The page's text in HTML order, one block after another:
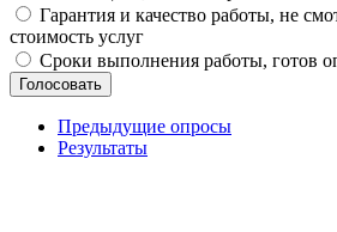
Гарантия и качество работы, не
стоимость услуг
Сроки выполнения работы, готов
Предыдущие опросы
Результаты